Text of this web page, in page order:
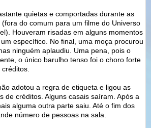
quietas e comportadas durante as
do comum para um filme do Universo
Houveram risadas em alguns momentos
específico. No final, uma moça procurou
ninguém aplaudiu. Uma pena, pois o
o único barulho tenso foi o choro forte
adotou a regra de etiqueta e ligou as
de créditos. Alguns casais saíram. Após a
alguma outra parte saiu. Até o fim dos
número de pessoas na sala.